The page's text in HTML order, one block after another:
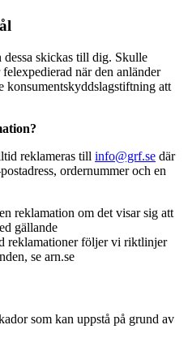
skickas till dig. Skulle
när den anländer
konsumentskyddslagstiftning att
reklameras till info@grf.se där
ordernummer och en
reklamation om det visar sig att
gällande
reklamationer följer vi riktlinjer
se arn.se
som kan uppstå på grund av